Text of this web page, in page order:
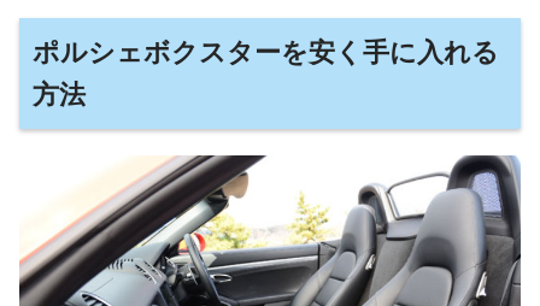
ポルシェボクスターを安く手に入れる
方法